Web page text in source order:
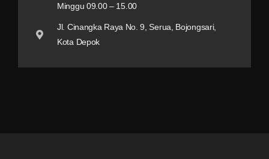
Minggu 09.00 – 15.00
Jl. Cinangka Raya No. 9, Serua, Bojongsari,
Kota Depok